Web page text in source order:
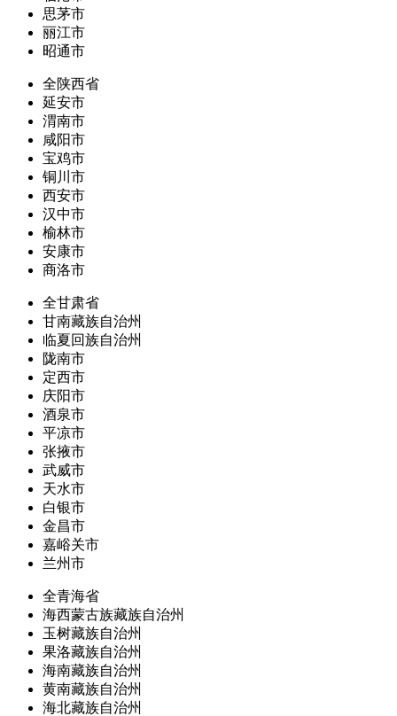
思茅市
丽江市
昭通市
全陕西省
延安市
渭南市
咸阳市
宝鸡市
铜川市
西安市
汉中市
榆林市
安康市
商洛市
全甘肃省
甘南藏族自治州
临夏回族自治州
陇南市
定西市
庆阳市
酒泉市
平凉市
张掖市
武威市
天水市
白银市
金昌市
嘉峪关市
兰州市
全青海省
海西蒙古族藏族自治州
玉树藏族自治州
果洛藏族自治州
海南藏族自治州
黄南藏族自治州
海北藏族自治州